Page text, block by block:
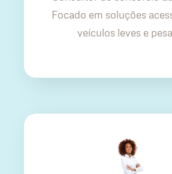
Focado em soluções
veículos leves e